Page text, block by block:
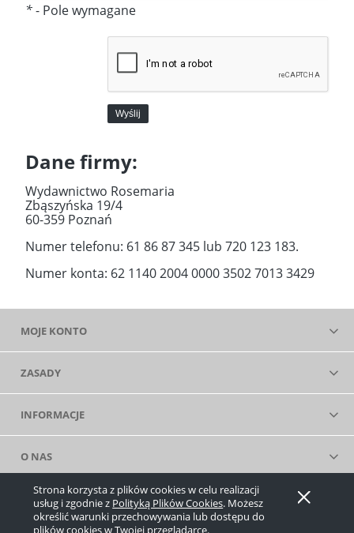
Strona korzysta z plików cookies w celu realizacji
usług i zgodnie z Polityką Plików Cookies. Możesz
określić warunki przechowywania lub dostępu do
plików cookies w Twojej przeglądarce.
*- Pole wymagane
Wyślij
Dane firmy:
Wydawnictwo Rosemaria
Zbąszyńska 19/4
60-359 Poznań
Numer telefonu: 61 86 87 345 lub 720 123 183.
Numer konta: 62 1140 2004 0000 3502 7013 3429
MOJE KONTO
ZASADY
INFORMACJE
O NAS
Pokaż pełną wersję strony
Sklep internetowy Shoper.pl